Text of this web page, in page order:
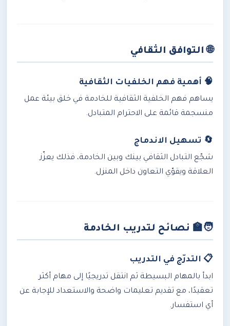
🌐 التوافق الثقافي
🧠 أهمية فهم الخلفيات الثقافية
يساهم فهم الخلفية الثقافية للخادمة في خلق بيئة عمل
منسجمة قائمة على الاحترام المتبادل.
🔄 تسهيل الاندماج
شجّع التبادل الثقافي بينك وبين الخادمة، فذلك يعزّز
العلاقة ويقوّي التعاون داخل المنزل.
🧑‍🏫 نصائح لتدريب الخادمة
📋 التدرّج في التدريب
ابدأ بالمهام البسيطة ثم انتقل تدريجيًا إلى مهام أكثر
تعقيدًا، مع تقديم تعليمات واضحة والاستعداد للإجابة عن
أي استفسار.